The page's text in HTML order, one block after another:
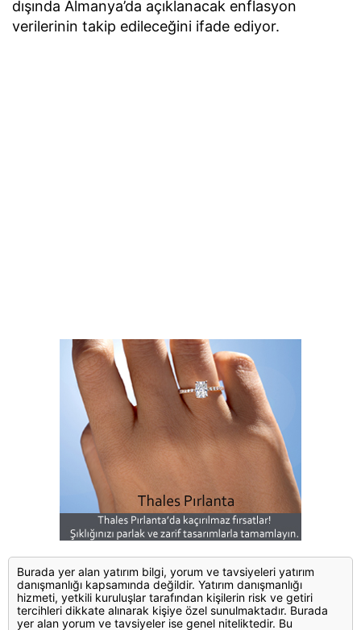
dışında Almanya’da açıklanacak enflasyon
verilerinin takip edileceğini ifade ediyor.
Burada yer alan yatırım bilgi, yorum ve tavsiyeleri yatırım
danışmanlığı kapsamında değildir. Yatırım danışmanlığı
hizmeti, yetkili kuruluşlar tarafından kişilerin risk ve getiri
tercihleri dikkate alınarak kişiye özel sunulmaktadır. Burada
yer alan yorum ve tavsiyeler ise genel niteliktedir. Bu